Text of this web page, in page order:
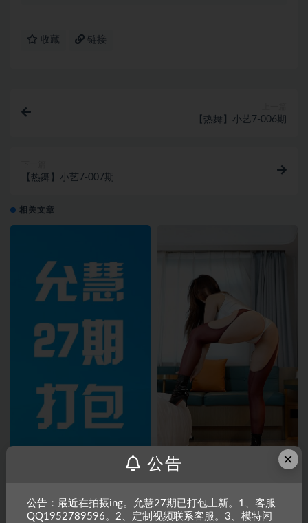
收藏 链接
【热舞】小艺7-006期
【热舞】小艺7-007期
相关文章
×
公告
公告：最近在拍摄ing。允慧27期已打包上新。1、客服
QQ1952789596。2、定制视频联系客服。3、模特闲